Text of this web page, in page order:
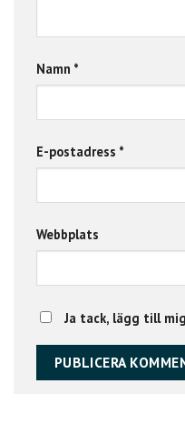
Namn *
E-postadress *
Webbplats
Ja tack, lägg till